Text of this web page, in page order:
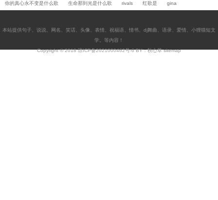
你的真心永不变是什么歌 生命那到光是什么歌 rivals 红歌是 gina
本站提供句子 说说 网名 笑话 头像 表情 祝福语 情书 dj舞曲 语录 爱情
小狸猫短文
学 。等内容！
Copyright © 2018琼ICP备2021000462号-6BY：秋心草sitemap